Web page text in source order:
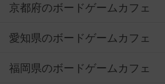
京都府のボードゲームカフェ
愛知県のボードゲームカフェ
福岡県のボードゲームカフェ